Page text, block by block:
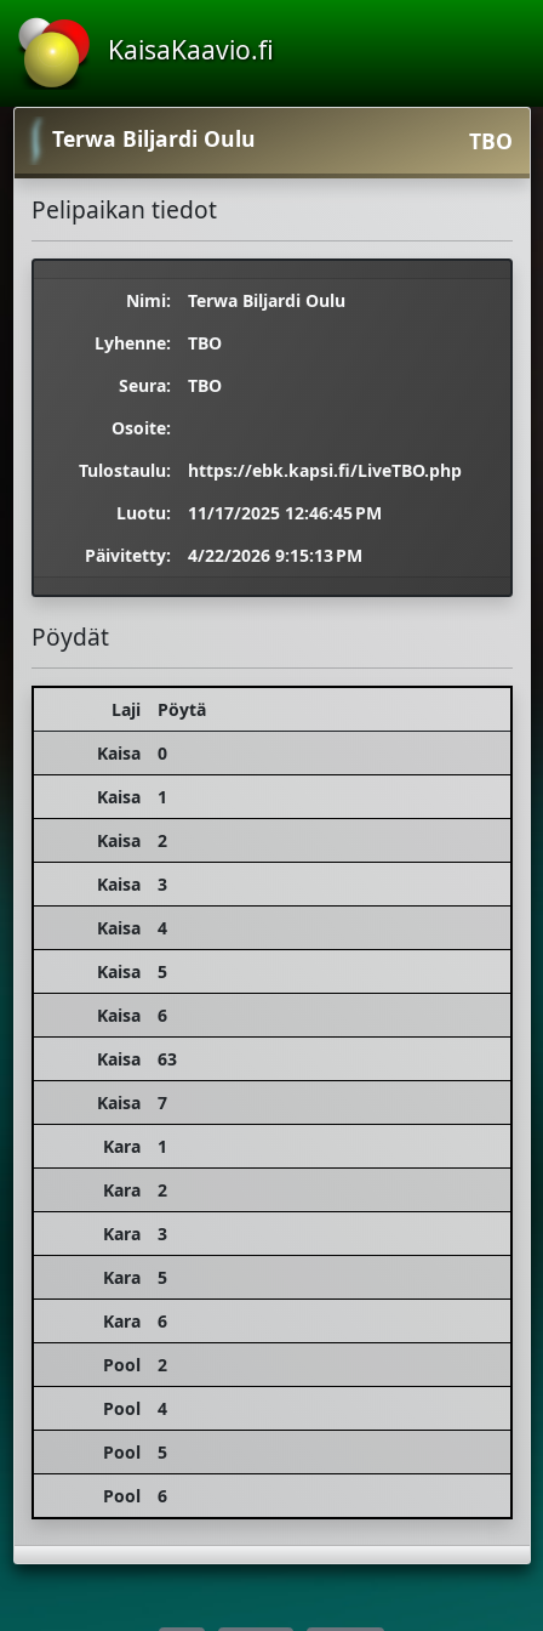
KaisaKaavio.fi
Terwa Biljardi Oulu TBO
Pelipaikan tiedot
Nimi:
Terwa Biljardi Oulu
Lyhenne:
TBO
Seura:
TBO
Osoite:
Tulostaulu:
https://ebk.kapsi.fi/LiveTBO.php
Luotu:
11/17/2025 12:46:45 PM
Päivitetty:
4/22/2026 9:15:13 PM
Pöydät
Laji
Pöytä
Kaisa
0
Kaisa
1
Kaisa
2
Kaisa
3
Kaisa
4
Kaisa
5
Kaisa
6
Kaisa
63
Kaisa
7
Kara
1
Kara
2
Kara
3
Kara
5
Kara
6
Pool
2
Pool
4
Pool
5
Pool
6